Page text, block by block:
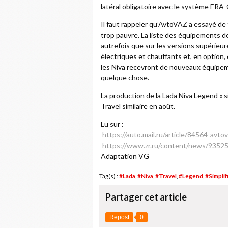
latéral obligatoire avec le système ERA-
Il faut rappeler qu’AvtoVAZ a essayé
trop pauvre. La liste des équipements
autrefois que sur les versions
électriques et chauffants et, en option,
les Niva recevront de nouveaux
quelque chose.
La production de la Lada Niva Legend
Travel similaire en août.
Lu sur :
https://auto.mail.ru/article/84564-
https://www.zr.ru/content/news/
Adaptation VG
Tag(s) : #Lada #Niva #Travel #Legend
Partager cet article
Repost 0